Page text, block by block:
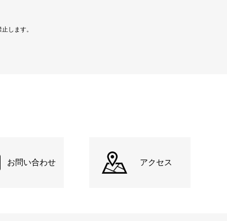
します。
お問い合わせ アクセス